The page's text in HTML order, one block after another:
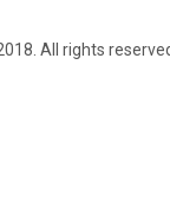
All rights